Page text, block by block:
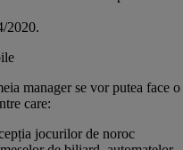
2020.
manager se vor putea face o
care:
jocurilor de noroc